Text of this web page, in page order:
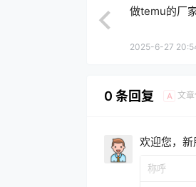
做temu的厂
2025-6-27
0 条回复 A 文
欢迎您，新